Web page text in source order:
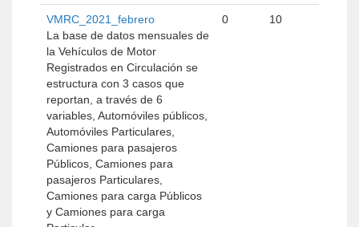
VMRC_2021_febrero
La base de datos mensuales de
la Vehículos de Motor
Registrados en Circulación se
estructura con 3 casos que
reportan, a través de 6
variables, Automóviles públicos,
Automóviles Particulares,
Camiones para pasajeros
Públicos, Camiones para
pasajeros Particulares,
Camiones para carga Públicos
y Camiones para carga
0 10